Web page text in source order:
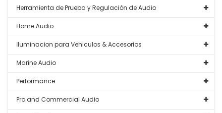
Herramienta de Prueba y Regulación de Audio
Home Audio
Iluminacion para Vehiculos & Accesorios
Marine Audio
Performance
Pro and Commercial Audio